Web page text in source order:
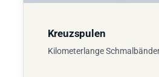
Kreuzspulen
Kilometerlange